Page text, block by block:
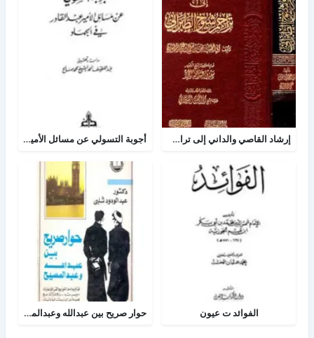
إرشاد القاصي والداني إلى تراجم شيوخ الطبراني أجوبة التسولي عن مسائل الأمير عبد القادر في الجهاد
الفوائد ت عيون حوار صريح بين عبدالله وعبدالمسيح